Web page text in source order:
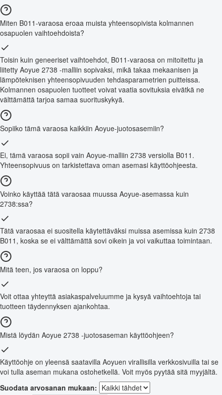
Miten B011-varaosa eroaa muista yhteensopivista kolmannen
osapuolen vaihtoehdoista?
Toisin kuin geneeriset vaihtoehdot, B011-varaosa on mitoitettu ja
liitetty Aoyue 2738 -malliin sopivaksi, mikä takaa mekaanisen ja
lämpöteknisen yhteensopivuuden tehdasparametrien puitteissa.
Kolmannen osapuolen tuotteet voivat vaatia sovituksia eivätkä ne
välttämättä tarjoa samaa suorituskykyä.
Sopiiko tämä varaosa kaikkiin Aoyue-juotosasemiin?
Ei, tämä varaosa sopii vain Aoyue-malliin 2738 versiolla B011.
Yhteensopivuus on tarkistettava oman asemasi käyttöohjeesta.
Voinko käyttää tätä varaosaa muussa Aoyue-asemassa kuin
2738:ssa?
Tätä varaosaa ei suositella käytettäväksi muissa asemissa kuin 2738
B011, koska se ei välttämättä sovi oikein ja voi vaikuttaa toimintaan.
Mitä teen, jos varaosa on loppu?
Voit ottaa yhteyttä asiakaspalveluumme ja kysyä vaihtoehtoja tai
tuotteen täydennyksen ajankohtaa.
Mistä löydän Aoyue 2738 -juotosaseman käyttöohjeen?
Käyttöohje on yleensä saatavilla Aoyuen virallisilla verkkosivuilla tai se
voi tulla aseman mukana ostohetkellä. Voit myös pyytää sitä myyjältä.
Suodata arvosanan mukaan: